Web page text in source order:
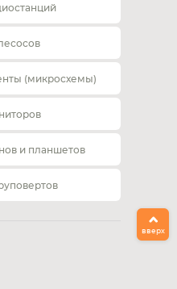
(микросхемы)
и планшетов
вверх